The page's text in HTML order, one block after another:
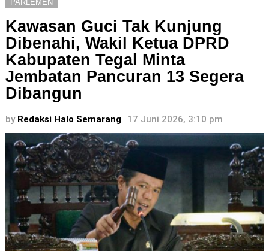
PARLEMEN
Kawasan Guci Tak Kunjung
Dibenahi, Wakil Ketua DPRD
Kabupaten Tegal Minta
Jembatan Pancuran 13 Segera
Dibangun
by Redaksi Halo Semarang 17 Juni 2026, 3:10 pm